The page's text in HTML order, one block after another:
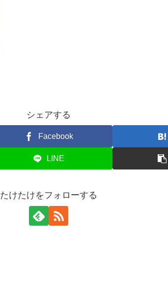
シェアする
Facebook
LINE
たけたけをフォローする